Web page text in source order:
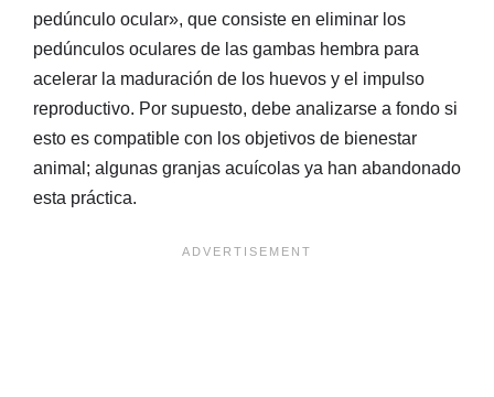
pedúnculo ocular», que consiste en eliminar los
pedúnculos oculares de las gambas hembra para
acelerar la maduración de los huevos y el impulso
reproductivo. Por supuesto, debe analizarse a fondo si
esto es compatible con los objetivos de bienestar
animal; algunas granjas acuícolas ya han abandonado
esta práctica.